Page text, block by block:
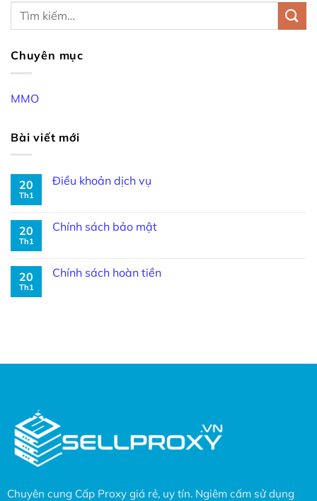
Chuyên mục
MMO
Bài viết mới
20
Th1
Điều khoản dịch vụ
20
Th1
Chính sách bảo mật
20
Th1
Chính sách hoàn tiền
Chuyên cung Cấp Proxy giá rẻ, uy tín. Ngiêm cấm sử dụng